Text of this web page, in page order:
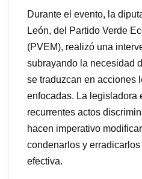
Durante el evento, la
León, del Partido Verde
(PVEM), realizó una
subrayando la necesidad
se traduzcan en acciones
enfocadas. La legisladora
recurrentes actos
hacen imperativo
condenarlos y
efectiva.